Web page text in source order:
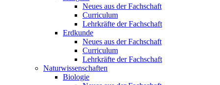
Neues aus der Fachschaft
Curriculum
Lehrkräfte der Fachschaft
Erdkunde
Neues aus der Fachschaft
Curriculum
Lehrkräfte der Fachschaft
Naturwissenschaften
Biologie